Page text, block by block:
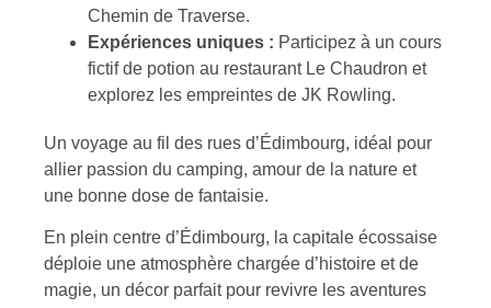
Chemin de Traverse.
Expériences uniques : Participez à un cours
fictif de potion au restaurant Le Chaudron et
explorez les empreintes de JK Rowling.
Un voyage au fil des rues d’Édimbourg, idéal pour
allier passion du camping, amour de la nature et
une bonne dose de fantaisie.
En plein centre d’Édimbourg, la capitale écossaise
déploie une atmosphère chargée d’histoire et de
magie, un décor parfait pour revivre les aventures